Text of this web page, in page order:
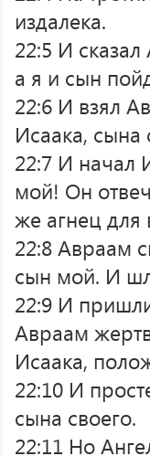
издалека.
22:5 И
а я и сын
22:6 И взял
Исаака, сына
22:7 И начал
мой! Он
же агнец для
22:8 Авраам
сын мой. И
22:9 И
Авраам
Исаака,
22:10 И
сына своего.
22:11 Но